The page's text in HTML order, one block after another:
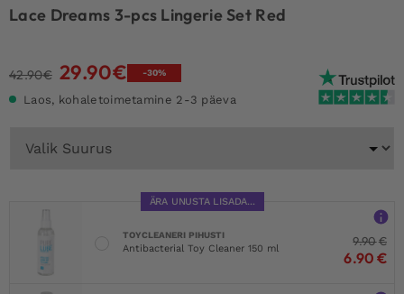
Lace Dreams 3-pcs Lingerie Set Red
42.90€ Algne
29.90€Current
-30%
Laos, kohaletoimetamine 2-3 päeva
ÄRA UNUSTA LISADA...
TOYCLEANERI PIHUSTI
Antibacterial Toy Cleaner 150 ml
9.90€
6.90 €